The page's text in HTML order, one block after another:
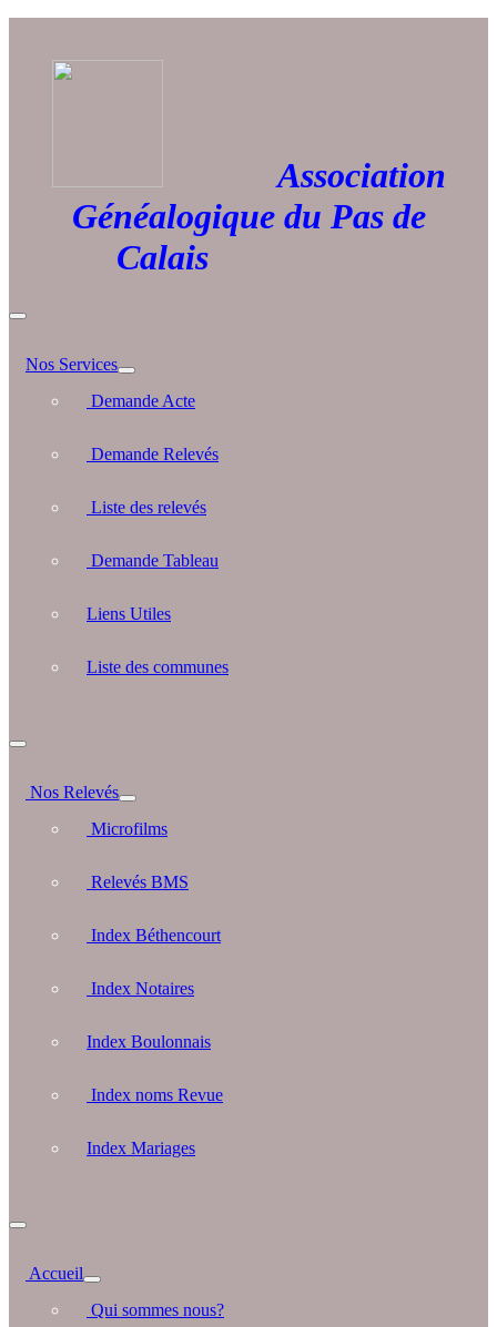
Association
Généalogique du Pas de
Calais
Nos Services
Demande Acte
Demande Relevés
Liste des relevés
Demande Tableau
Liens Utiles
Liste des communes
Nos Relevés
Microfilms
Relevés BMS
Index Béthencourt
Index Notaires
Index Boulonnais
Index noms Revue
Index Mariages
Accueil
Qui sommes nous?